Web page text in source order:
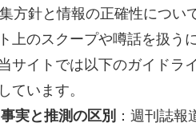
方針と情報の正確性につい
上のスクープや噂話を扱う
サイトでは以下のガイドラ
ています。
事実と推測の区別 ：週刊誌報